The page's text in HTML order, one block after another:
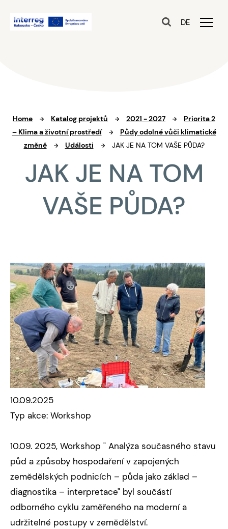
DE
Home Katalog projektů 2021 - 2027
Priorita 2
– Klima a životní prostředí
Půdy odolné vůči klimatické
změně
Události JAK JE NA TOM VAŠE PŮDA?
JAK JE NA TOM
VAŠE PŮDA?
10.09.2025
Typ akce: Workshop
10.09. 2025, Workshop " Analýza současného stavu
půd a způsoby hospodaření v zapojených
zemědělských podnicích – půda jako základ –
diagnostika – interpretace" byl součástí
odborného cyklu zaměřeného na moderní a
udržitelné postupy v zemědělství.